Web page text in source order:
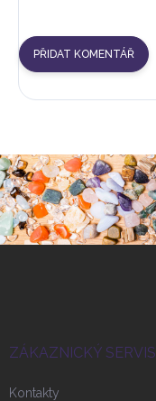
PŘIDAT KOMENTÁŘ
ZÁKAZNICKÝ SERVIS
Kontakty